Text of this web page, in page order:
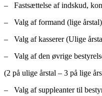
– Fastsættelse af indskud,
– Valg af formand (lige
– Valg af kasserer (Ulige
– Valg af den øvrige
(2 på ulige årstal – 3 på lige
– Valg af suppleanter til